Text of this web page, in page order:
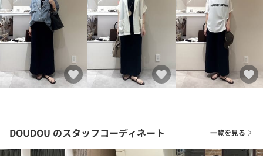
DOUDOU のスタッフコーディネート 一覧を見る